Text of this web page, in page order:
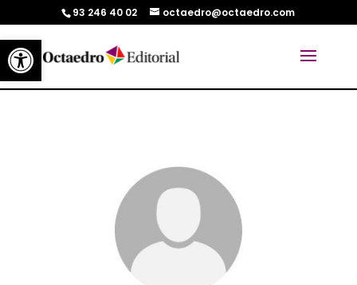
Abrir barra de herramientas
93 246 40 02 octaedro@octaedro.com